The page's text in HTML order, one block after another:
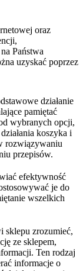
oraz
Państwa
uzyskać poprzez
działanie
pamiętać
wybranych opcji,
koszyka i
rozwiązywaniu
przepisów.
efektywność
je do
wszelkich
sklepu zrozumieć,
ze sklepem,
Ten rodzaj
informacje o